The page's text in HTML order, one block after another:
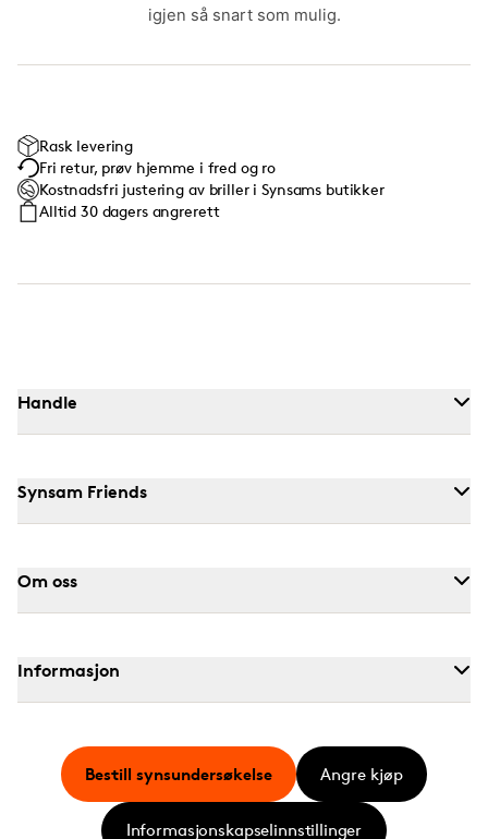
igjen så snart som mulig.
Rask levering
Fri retur, prøv hjemme i fred og ro
Kostnadsfri justering av briller i Synsams butikker
Alltid 30 dagers angrerett
Handle
Synsam Friends
Om oss
Informasjon
Bestill synsundersøkelse Angre kjøp
Informasjonskapselinnstillinger